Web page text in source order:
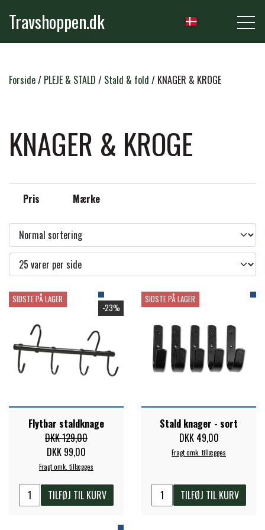
Travshoppen.dk
NYHEDER
HEST
TRENSER & TILBEHØR
SADLER & TILBEHØR
DÆKKENER & TILBEHØR
BANDAGER & BENBESKYTTELSE
PLEJE & STALD
TILSKUD & VITAMINER
PONY & SHETTY
RYTTER
TRØJER, BLUSER & T-SHIRTS
JAKKER & VESTE
SKO & STØVLER
PISKE & SPORER
HJELME
SIKKERHEDSVESTE
HANDSKER
PLEJE & STALD
STRIGLER & TILBEHØR
STRIGLEKASSER & STALDSKABE
SÅRPLEJE & STALDAPOTEK
SHAMPOO & SHINER
LÆDER & UDSTYRSPLEJE
KLIPPEMASKINER & STØVSUGERE
TRAV & GALOP
SEJRSDÆKKENER
TRAVUDSTYR MED NAVN
SELER & TILBEHØR
HOVEDLAG & TILBEHØR
GAMSCHER & BANDAGER
KRAFFT FODER
PREMIER EQUINE
OVERGANGSDÆKKEN
PREMIER EQUINE VINTERDÆKKEN
PREMIER EQUINE STALDDÆKKEN
OUTLET
ANIMALINTEX®
Forside PLEJE & STALD Stald & fold KNAGER & KROGE
KNAGER & KROGE
Pris Mærke
SIDSTE PÅ LAGER
-23%
Flytbar staldknage
DKK 129,00
DKK 99,00
Fragt omk. tillægges
TILFØJ TIL KURV
SIDSTE PÅ LAGER
Stald knager - sort
DKK 49,00
Fragt omk. tillægges
TILFØJ TIL KURV